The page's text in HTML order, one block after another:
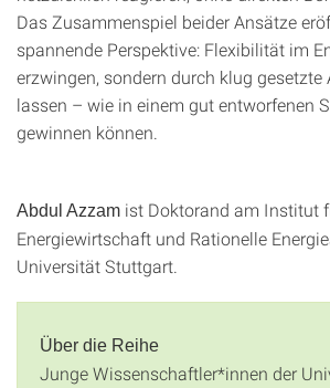
Das Zusammenspiel beider Ansätze
spannende Perspektive: Flexibilität im
erzwingen, sondern durch klug gesetzte
lassen – wie in einem gut entworfenen
gewinnen können.
Abdul Azzam ist Doktorand am Institut
Energiewirtschaft und Rationelle
Universität Stuttgart.
Über die Reihe
Junge Wissenschaftler*innen der